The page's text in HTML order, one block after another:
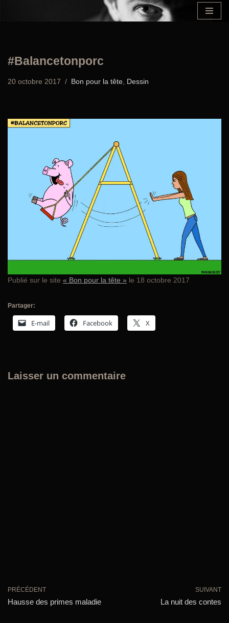
#Balancetonporc
20 octobre 2017 Bon pour la tête, Dessin
Publié sur le site « Bon pour la tête » le 18 octobre 2017
Partager:
E-mail Facebook X
Laisser un commentaire
PRÉCÉDENT
Hausse des primes maladie
SUIVANT
La nuit des contes